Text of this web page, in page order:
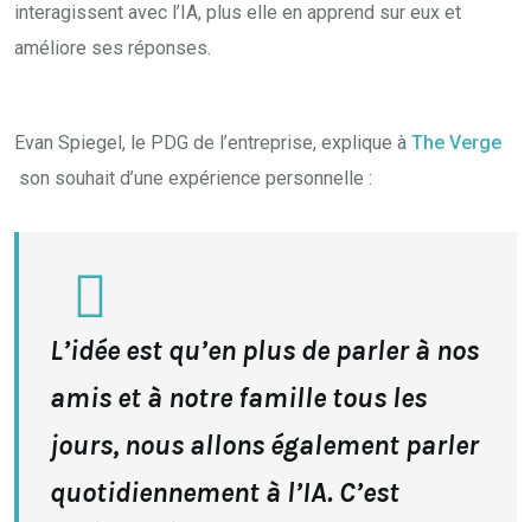
interagissent avec l’IA, plus elle en apprend sur eux et
améliore ses réponses.
Evan Spiegel, le PDG de l’entreprise, explique à The Verge
son souhait d’une expérience personnelle :
L’idée est qu’en plus de parler à nos
amis et à notre famille tous les
jours, nous allons également parler
quotidiennement à l’IA. C’est